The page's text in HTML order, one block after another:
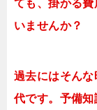
ても、掛かる
いませんか？
過去にはそん
代です。予備